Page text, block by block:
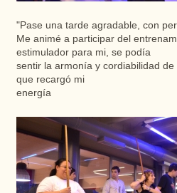
"Pase unatarde agradable, con
Me animé a participar del
estimulador para mi, se podía
sentir la armoníay cordiabilidad de
que recargómi
energía